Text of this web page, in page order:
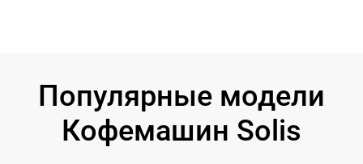
Популярные модели
Кофемашин Solis